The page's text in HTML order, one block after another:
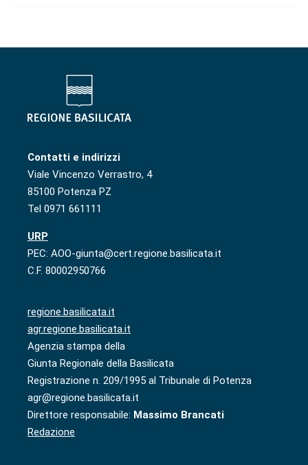
Contatti e indirizzi
Viale Vincenzo Verrastro, 4
85100 Potenza PZ
Tel 0971 661111
URP
PEC: AOO-giunta@cert.regione.basilicata.it
C.F. 80002950766
regione.basilicata.it
agr.regione.basilicata.it
Agenzia stampa della
Giunta Regionale della Basilicata
Registrazione n. 209/1995 al Tribunale di Potenza
agr@regione.basilicata.it
Direttore responsabile: Massimo Brancati
Redazione